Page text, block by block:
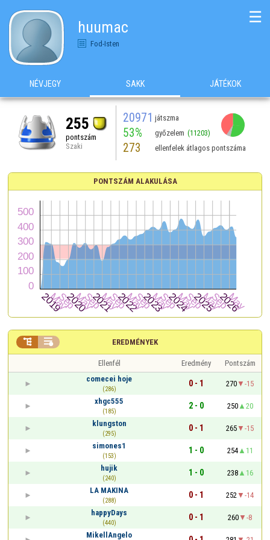
huumac
Fod-Isten
☰
NÉVJEGY SAKK JÁTÉKOK
255
pontszám
Szaki
20971 játszma
53% győzelem (11203)
273 ellenfelek átlagos pontszáma
PONTSZÁM ALAKULÁSA
EREDMÉNYEK
 
Ellenfél Eredmény
Pontszám
comecei hoje
(286)
0 - 1 270
-15
xhgc555
(185)
2 - 0 250
20
klungston
(295)
0 - 1 265
-15
simones1
(153)
1 - 0 254
11
hujik
(240)
1 - 0 238
16
LA MAKINA
(288)
0 - 1 252
-14
happyDays
(440)
0 - 1 260
-8
MikellAngelo